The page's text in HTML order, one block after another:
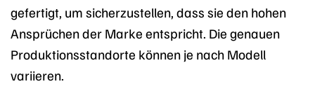
gefertigt, um sicherzustellen, dass sie den hohen
Ansprüchen der Marke entspricht. Die genauen
Produktionsstandorte können je nach Modell
variieren.